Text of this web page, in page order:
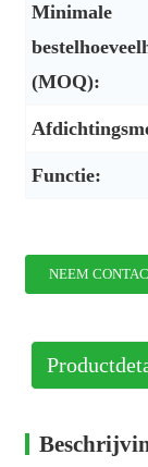
Minimale
(MOQ):
Functie:
NEEM